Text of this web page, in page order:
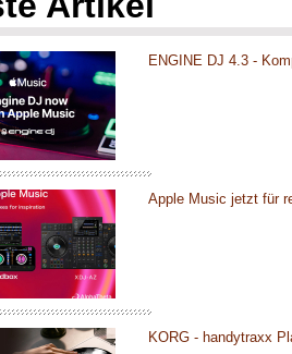
ENGINE DJ 4.3 -
Apple Music jetzt für
KORG - handytraxx